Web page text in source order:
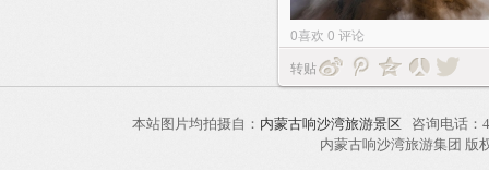
0喜欢 0 评论
转贴
本站图片均拍摄自： 内蒙古响沙湾旅游景区 咨询电话
内蒙古响沙湾旅游集团